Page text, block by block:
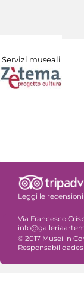
Servizi museali
Leggi le recensioni
Via Francesco
© 2017 Musei in
Responsabilidades